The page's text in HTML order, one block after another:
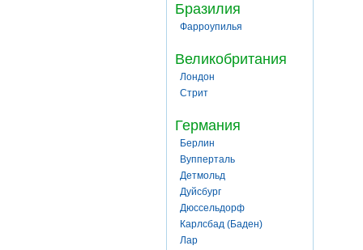
Бразилия
Фарроупилья
Великобритания
Лондон
Стрит
Германия
Берлин
Вупперталь
Детмольд
Дуйсбург
Дюссельдорф
Карлсбад (Баден)
Лар